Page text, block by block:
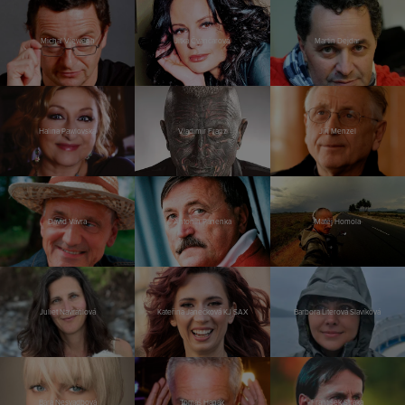
Michal Viewegh Jitka Čvančarová Martin Dejdar
Halina Pawlovská Vladimír Franz Jiří Menzel
David Vávra Antonín Panenka Matěj Homola
Juliet Navrátilová Kateřina Janečková KJ SAX Barbora Literová Slavíková
Bára Nesvadbová Tomáš Hanák František Straka